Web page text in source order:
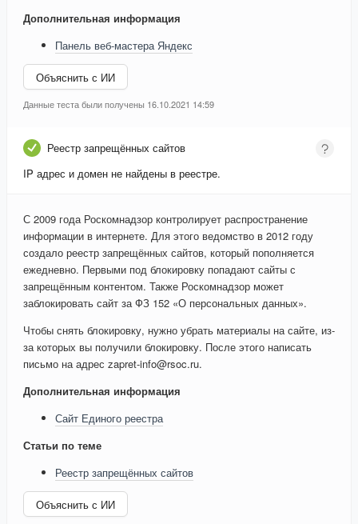
Дополнительная информация
Панель веб-мастера Яндекс
Объяснить с ИИ
Данные теста были получены 16.10.2021 14:59
Реестр запрещённых сайтов
IP адрес и домен не найдены в реестре.
С 2009 года Роскомнадзор контролирует распространение
информации в интернете. Для этого ведомство в 2012 году
создало реестр запрещённых сайтов, который пополняется
ежедневно. Первыми под блокировку попадают сайты с
запрещённым контентом. Также Роскомнадзор может
заблокировать сайт за ФЗ 152 «О персональных данных».
Чтобы снять блокировку, нужно убрать материалы на сайте, из-
за которых вы получили блокировку. После этого написать
письмо на адрес zapret-info@rsoc.ru.
Дополнительная информация
Сайт Единого реестра
Статьи по теме
Реестр запрещённых сайтов
Объяснить с ИИ